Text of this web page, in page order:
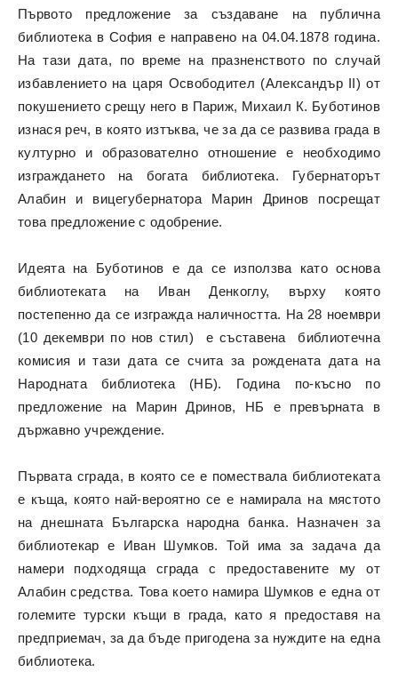
Първото предложение за създаване на публична
библиотека в София е направено на 04.04.1878 година.
На тази дата, по време на празненството по случай
избавлението на царя Освободител (Александър II) от
покушението срещу него в Париж, Михаил К. Буботинов
изнася реч, в която изтъква, че за да се развива града в
културно и образователно отношение е необходимо
изграждането на богата библиотека. Губернаторът
Алабин и вицегубернатора Марин Дринов посрещат
това предложение с одобрение.
Идеята на Буботинов е да се използва като основа
библиотеката на Иван Денкоглу, върху която
постепенно да се изгражда наличността. На 28 ноември
(10 декември по нов стил) е съставена библиотечна
комисия и тази дата се счита за рождената дата на
Народната библиотека (НБ). Година по-късно по
предложение на Марин Дринов, НБ е превърната в
държавно учреждение.
Първата сграда, в която се е помествала библиотеката
е къща, която най-вероятно се е намирала на мястото
на днешната Българска народна банка. Назначен за
библиотекар е Иван Шумков. Той има за задача да
намери подходяща сграда с предоставените му от
Алабин средства. Това което намира Шумков е една от
големите турски къщи в града, като я предоставя на
предприемач, за да бъде пригодена за нуждите на една
библиотека.